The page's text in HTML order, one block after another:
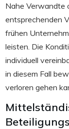
Nahe Verwandte
entsprechenden
frühen
leisten. Die
individuell
in diesem Fall
verloren gehen